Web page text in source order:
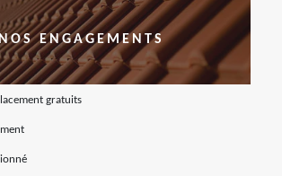
ENGAGEMENTS
gratuits